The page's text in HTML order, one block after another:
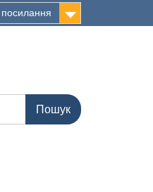
посилання